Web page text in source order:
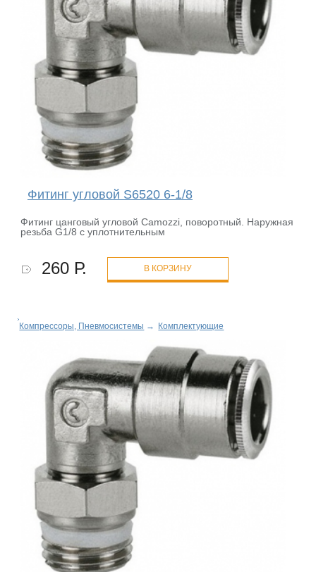
Фитинг угловой S6520 6-1/8
Фитинг цанговый угловой Camozzi, поворотный. Наружная
резьба G1/8 с уплотнительным
260 Р. В КОРЗИНУ
Компрессоры, Пневмосистемы → Комплектующие